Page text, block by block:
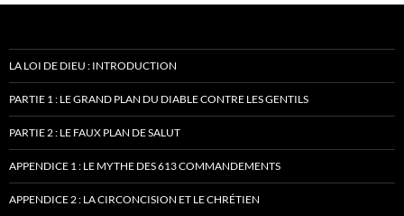
LA LOI DE DIEU : INTRODUCTION
PARTIE 1 : LE GRAND PLAN DU DIABLE CONTRE LES GENTILS
PARTIE 2 : LE FAUX PLAN DE SALUT
APPENDICE 1 : LE MYTHE DES 613 COMMANDEMENTS
APPENDICE 2 : LA CIRCONCISION ET LE CHRÉTIEN